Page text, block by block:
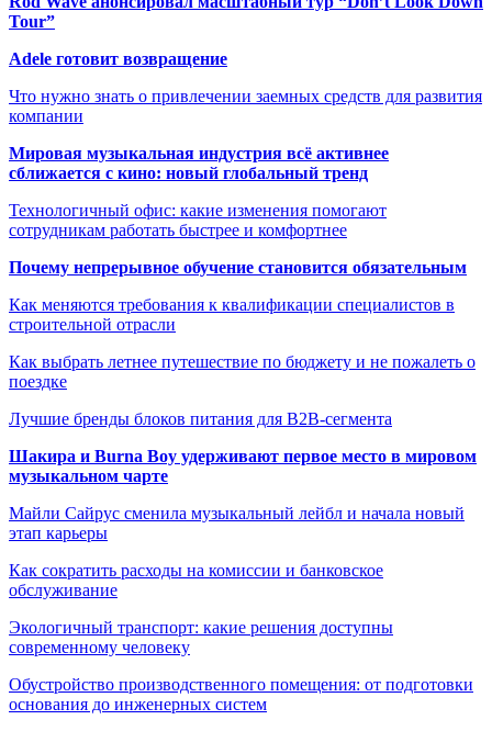
Tour”
Adele готовит возвращение
Что нужно знать о привлечении заемных средств для развития
компании
Мировая музыкальная индустрия всё активнее
сближается с кино: новый глобальный тренд
Технологичный офис: какие изменения помогают
сотрудникам работать быстрее и комфортнее
Почему непрерывное обучение становится обязательным
Как меняются требования к квалификации специалистов в
строительной отрасли
Как выбрать летнее путешествие по бюджету и не пожалеть о
поездке
Лучшие бренды блоков питания для B2B-сегмента
Шакира и Burna Boy удерживают первое место в мировом
музыкальном чарте
Майли Сайрус сменила музыкальный лейбл и начала новый
этап карьеры
Как сократить расходы на комиссии и банковское
обслуживание
Экологичный транспорт: какие решения доступны
современному человеку
Обустройство производственного помещения: от подготовки
основания до инженерных систем